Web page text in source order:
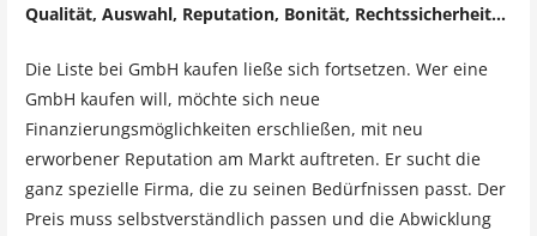
Qualität, Auswahl, Reputation, Bonität, Rechtssicherheit…
Die Liste bei GmbH kaufen ließe sich fortsetzen. Wer eine
GmbH kaufen will, möchte sich neue
Finanzierungsmöglichkeiten erschließen, mit neu
erworbener Reputation am Markt auftreten. Er sucht die
ganz spezielle Firma, die zu seinen Bedürfnissen passt. Der
Preis muss selbstverständlich passen und die Abwicklung